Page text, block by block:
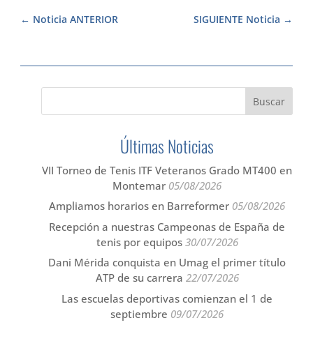
SIGUIENTE Noticia
Noticia ANTERIOR
Últimas Noticias
VII Torneo de Tenis ITF Veteranos Grado MT400 en
Montemar 05/08/2026
Ampliamos horarios en Barreformer 05/08/2026
Recepción a nuestras Campeonas de España de
tenis por equipos 30/07/2026
Dani Mérida conquista en Umag el primer título
ATP de su carrera 22/07/2026
Las escuelas deportivas comienzan el 1 de
septiembre 09/07/2026